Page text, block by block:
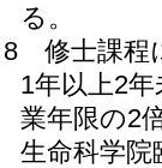
る。
8
修士課程
1年以上2
業年限の2
生命科学院